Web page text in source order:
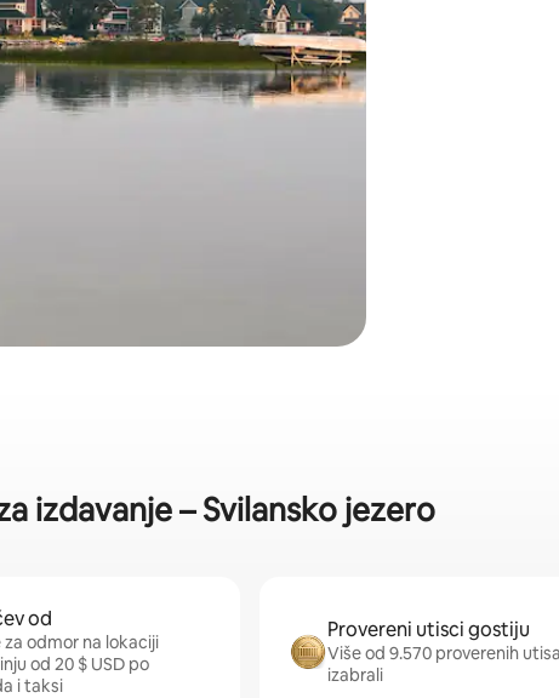
izdavanje – Svilansko jezero
od
odmor na lokaciji
od 20 $ USD po
i taksi
Provereni utisci gostiju
Više od 9.570 proverenih
izabrali